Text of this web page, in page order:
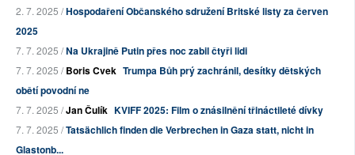
2. 7. 2025 /Hospodaření Občanského sdružení Britské listy za červen
2025
7. 7. 2025 /Na Ukrajině Putin přes noc zabil čtyři lidi
7. 7. 2025 /Boris Cvek Trumpa Bůh prý zachránil, desítky dětských
obětí povodní ne
7. 7. 2025 /Jan Čulík KVIFF 2025: Film o znásilnění třináctileté dívky
7. 7. 2025 /Tatsächlich finden die Verbrechen in Gaza statt, nicht in
Glastonb...